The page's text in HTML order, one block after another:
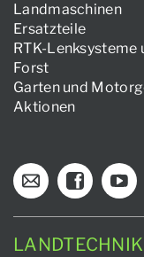
Landmaschinen
Ersatzteile
RTK-Lenksysteme
Forst
Garten und
Aktionen